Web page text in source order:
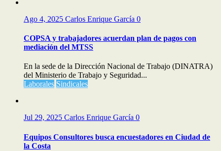
Ago 4, 2025 Carlos Enrique García 0
COPSA y trabajadores acuerdan plan de pagos con
mediación del MTSS
En la sede de la Dirección Nacional de Trabajo (DINATRA)
del Ministerio de Trabajo y Seguridad...
Laborales Sindicales
Jul 29, 2025 Carlos Enrique García 0
Equipos Consultores busca encuestadores en Ciudad de
la Costa